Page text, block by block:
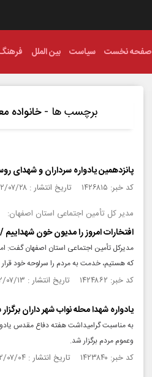
صفحه نخست سیاست بین الملل
برچسب ها -خانواده
پانزدهمین یادواره سرداران و شهدای
کد خبر: ۱۴۲۶۸۱۵ تاریخ انتشار : ۱۴۰۲/۰۷/۲۸
مدیر کل تأمین اجتماعی استان اصفهان:
افتخارات امروز را مدیون خون
مدیرکل تأمین اجتماعی استان اصفهان گفت:
که هستیم، خدمت به مردم را سرلوحه خود
کد خبر: ۱۴۲۴۸۶۲ تاریخ انتشار : ۱۴۰۲/۰۷/۱۳
یادواره شهدا محله نواب شهر داران
به مناسبت گرامیداشت هفته دفاع مقدس
وعموم مردم برگزار شد.
کد خبر: ۱۴۲۳۸۴۰ تاریخ انتشار : ۱۴۰۲/۰۷/۰۴